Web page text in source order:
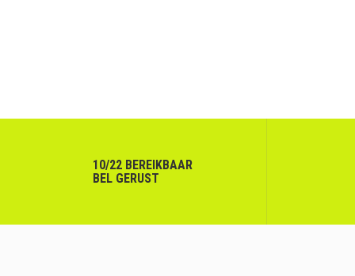
10/22 BEREIKBAAR
BEL GERUST